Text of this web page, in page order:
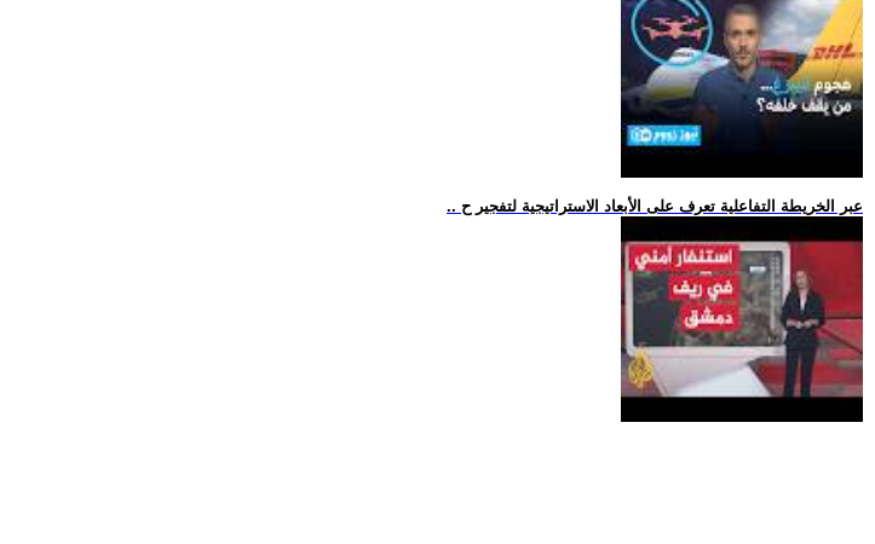
.. عبر الخريطة التفاعلية تعرف على الأبعاد الاستراتيجية لتفجير ح